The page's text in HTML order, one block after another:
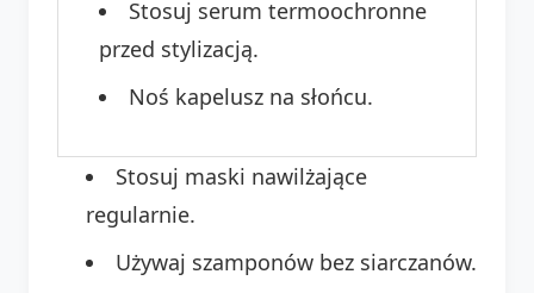
Stosuj serum termoochronne
przed stylizacją.
Noś kapelusz na słońcu.
Stosuj maski nawilżające
regularnie.
Używaj szamponów bez siarczanów.